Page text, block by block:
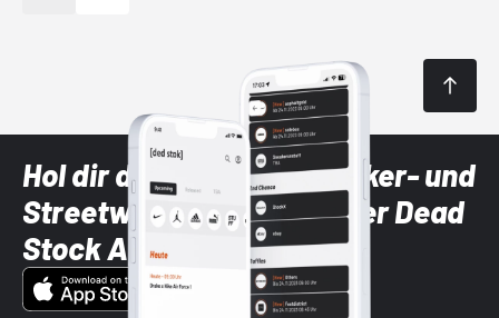
Hol dir die neuesten Sneaker- und
Streetwear-Brands mit der Dead
Stock App